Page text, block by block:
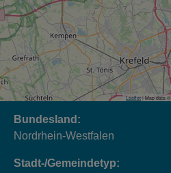
Leaflet | Map data ©
Bundesland:
Nordrhein-Westfalen
Stadt-/Gemeindetyp: